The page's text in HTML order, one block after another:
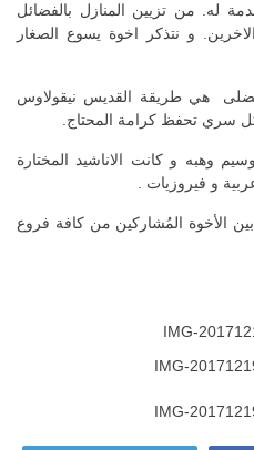
له. من تزيين المنازل بالفضائل
و نتذكر اخوة يسوع الصغار
هي طريقة القديس نيقولاوس
سري تحفظ كرامة المحتاج.
وهبه و كانت الاناشيد المختارة
و فيروزيات .
بين الأخوة المُشاركين من كافة فروع